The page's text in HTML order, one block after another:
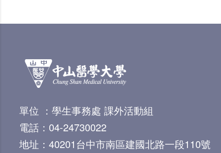
單位 ：學生事務處 課外活動組
電話：04-24730022
地址：40201台中市南區建國北路一段110號